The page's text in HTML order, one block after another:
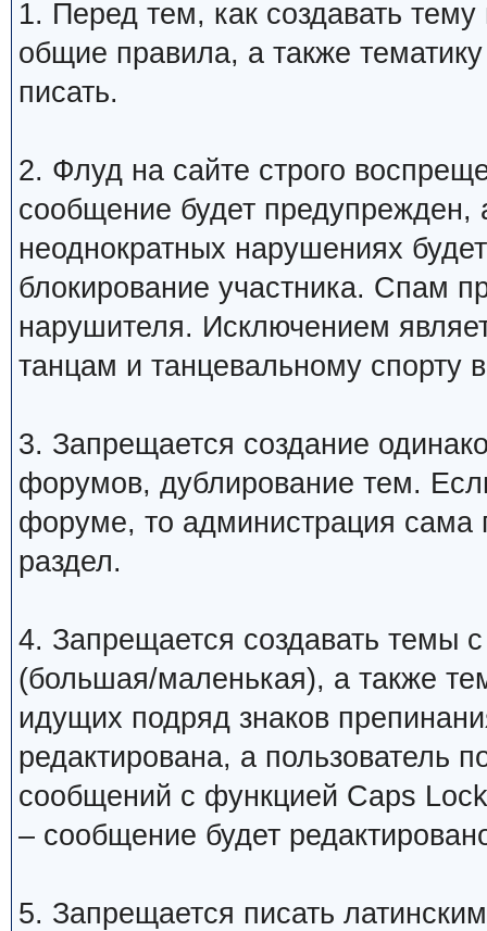
1. Перед тем, как создавать
общие правила, а также
писать.
2. Флуд на сайте строго
сообщение будет
неоднократных нарушениях
блокирование участника. Спам
нарушителя. Исключением
танцам и танцевальному спорту
3. Запрещается создание
форумов, дублирование тем.
форуме, то администрация сама
раздел.
4. Запрещается создавать темы
(большая/маленькая), а также
идущих подряд знаков
редактирована, а пользователь
сообщений с функцией Caps
– сообщение будет
5. Запрещается писать